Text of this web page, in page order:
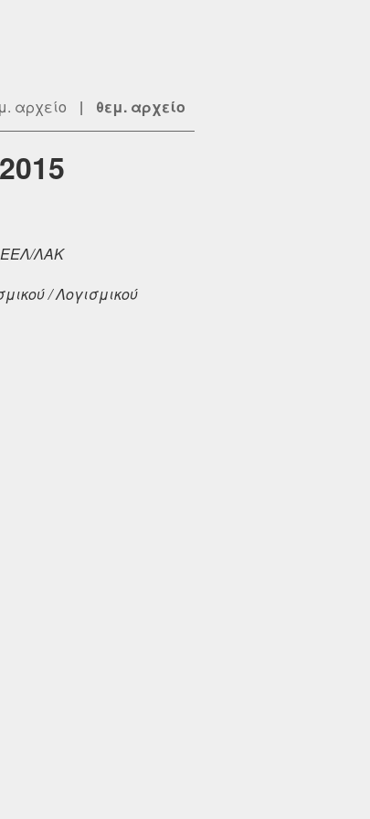
αρχείο | θεμ. αρχείο
ΕΕΛ/ΛΑΚ
/ Λογισμικού